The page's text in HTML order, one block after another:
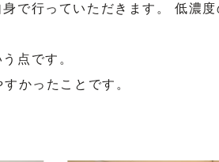
で行っていただきます。 低濃度
点です。
かったことです。